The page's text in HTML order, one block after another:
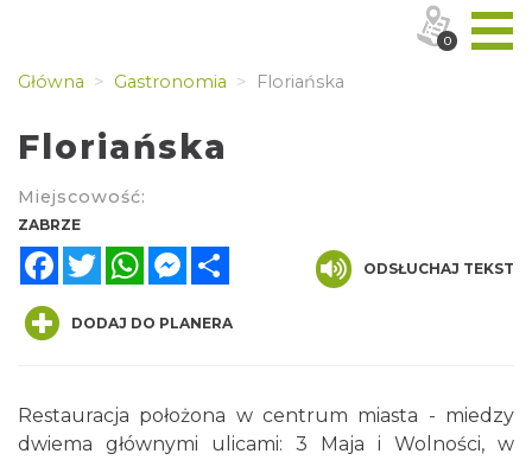
Główna Gastronomia Floriańska
Floriańska
Miejscowość:
ZABRZE
FacebookTwitterWhatsAppMessenger
ODSŁUCHAJ TEKST
DODAJ DO PLANERA
Restauracja położona w centrum miasta - miedzy
dwiema głównymi ulicami: 3 Maja i Wolności, w
0